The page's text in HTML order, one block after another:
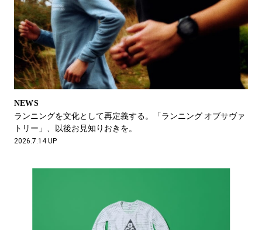
NEWS
ランニングを文化として再定義する。「ランニング オブサヴァ
トリー」、以後お見知りおきを。
2026.7.14 UP